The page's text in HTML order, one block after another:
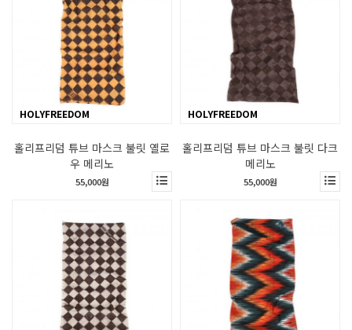
HOLYFREEDOM
홀리프리덤 튜브 마스크 불릿 옐로
우 메리노
55,000원
HOLYFREEDOM
홀리프리덤 튜브 마스크 불릿 다크
메리노
55,000원